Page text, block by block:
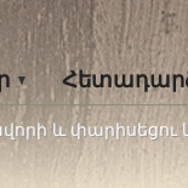
և փարիսեցու